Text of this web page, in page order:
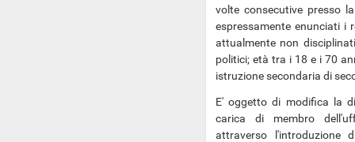
volte consecutive presso
espressamente enunciati i
attualmente non
politici; età tra i 18 e i 70
istruzione secondaria di
E' oggetto di modifica la
carica di membro
attraverso l'introduzione